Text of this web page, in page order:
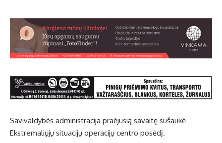
Savivaldybės administracija praėjusią savaitę sušaukė
Ekstremaliųjų situacijų operacijų centro posėdį.